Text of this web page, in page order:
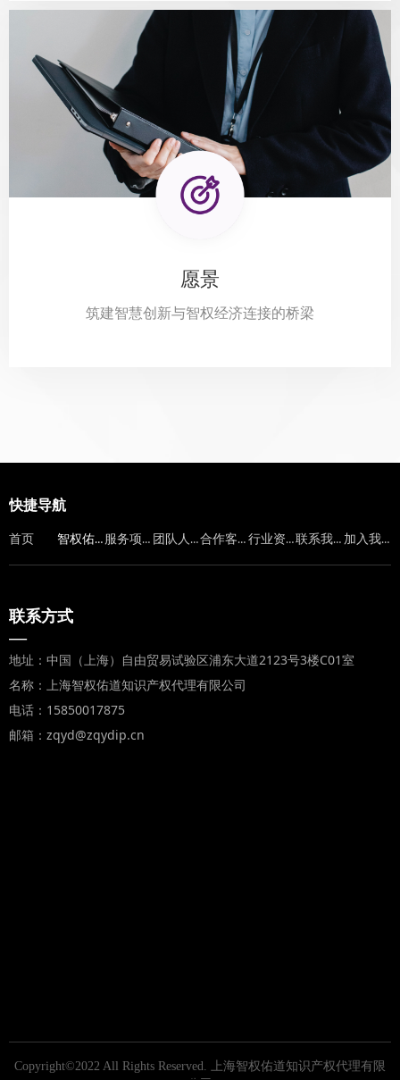
愿景
筑建智慧创新与智权经济连接的桥梁
快捷导航
首页 智权佑道 服务项目 团队人员 合作客户 行业资讯 联系我们 加入我们
Copyright©2022 All Rights Reserved. 上海智权佑道知识产权代理有限
联系方式
—
地址：中国（上海）自由贸易试验区浦东大道2123号3楼C01室
名称：上海智权佑道知识产权代理有限公司
电话：15850017875
邮箱：zqyd@zqydip.cn